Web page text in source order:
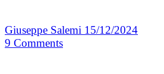
Giuseppe Salemi 15/12/2024
9 Comments